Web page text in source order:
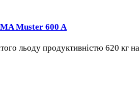
Muster 600 A
льоду продуктивністю 620 кг на